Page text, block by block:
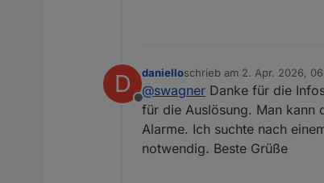
D
Offline
danielloschrieb am 2. Apr. 2026,
zuletzt editiert von
@swagner Danke für die
für die Auslösung. Man kann
Alarme. Ich suchte nach
notwendig. Beste Grüße